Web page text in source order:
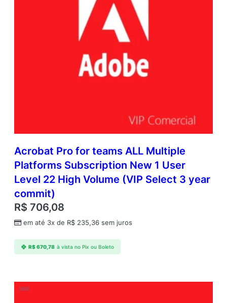
Acrobat Pro for teams ALL Multiple
Platforms Subscription New 1 User
Level 22 High Volume (VIP Select 3 year
commit)
R$ 706,08
em até 3x de R$ 235,36 sem juros
R$670,78 à vista no Pix ou Boleto